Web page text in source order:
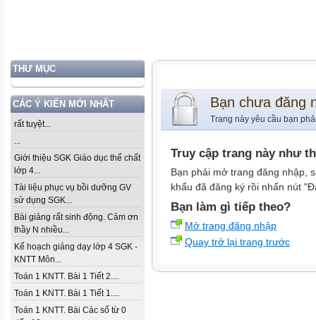
THƯ MỤC
CÁC Ý KIẾN MỚI NHẤT
rất tuyệt...
...
Giới thiệu SGK Giáo dục thể chất
lớp 4...
Tài liệu phục vụ bồi dưỡng GV
sử dụng SGK...
Bài giảng rất sinh động. Cảm ơn
thầy N nhiều...
Kế hoạch giảng dạy lớp 4 SGK -
KNTT Môn...
Toán 1 KNTT. Bài 1 Tiết 2....
Toán 1 KNTT. Bài 1 Tiết 1....
Toán 1 KNTT. Bài Các số từ 0
Bạn chưa đăng
Trang này yêu cầu bạn
Truy cập trang này như
Bạn phải mở trang đăng nhập,
khẩu đã đăng ký rồi nhấn nút
Bạn làm gì tiếp theo?
Mở trang đăng nhập
Quay trở lại trang trước